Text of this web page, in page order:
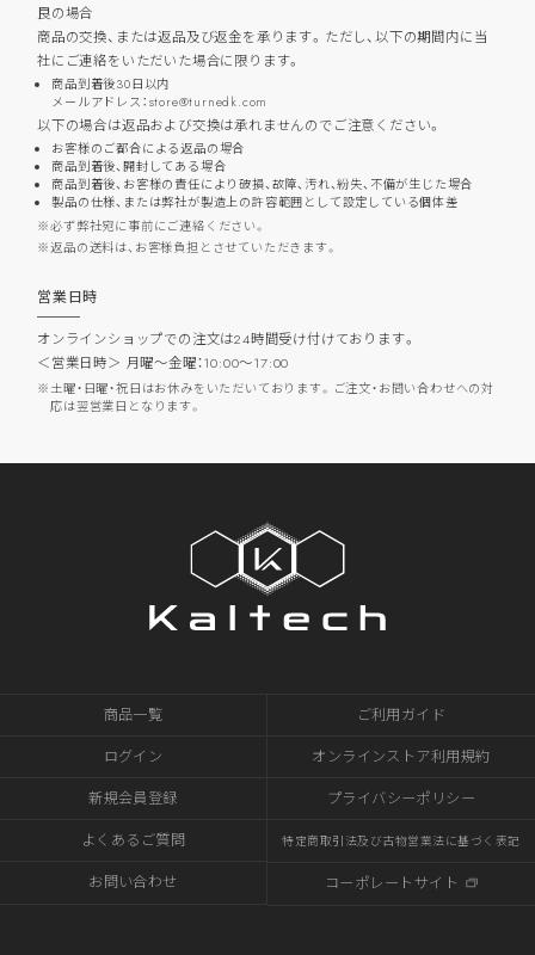
良の場合
商品の交換、または返品及び返金を承ります。ただし、以下の期間内に当
社にご連絡をいただいた場合に限ります。
商品到着後30日以内
メールアドレス：store@turnedk.com
以下の場合は返品および交換は承れませんのでご注意ください。
お客様のご都合による返品の場合
商品到着後、開封してある場合
商品到着後、お客様の責任により破損、故障、汚れ、紛失、不備が生じた場合
製品の仕様、または弊社が製造上の許容範囲として設定している個体差
必ず弊社宛に事前にご連絡ください。
返品の送料は、お客様負担とさせていただきます。
営業日時
オンラインショップでの注文は24時間受け付けております。
＜営業日時＞ 月曜～金曜：10:00～17:00
土曜・日曜・祝日はお休みをいただいております。ご注文・お問い合わせへの対
応は翌営業日となります。
商品一覧
ログイン
新規会員登録
よくあるご質問
お問い合わせ
ご利用ガイド
オンラインストア利用規約
プライバシーポリシー
特定商取引法及び古物営業法に基づく表記
コーポレートサイト